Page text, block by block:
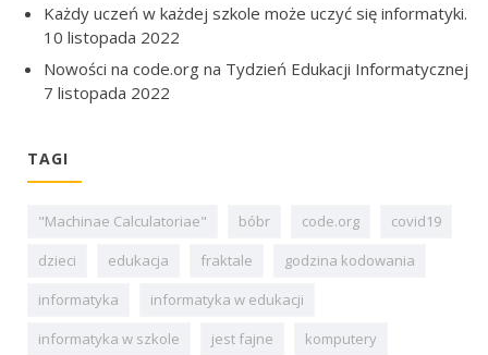
Każdy uczeń w każdej szkole może uczyć się informatyki.
10 listopada 2022
Nowości na code.org na Tydzień Edukacji Informatycznej
7 listopada 2022
TAGI
"Machinae Calculatoriae" bóbr code.org
covid19
dzieci
edukacja fraktale
godzina kodowania
informatyka
informatyka w edukacji
informatyka w szkole
jest fajne
komputery